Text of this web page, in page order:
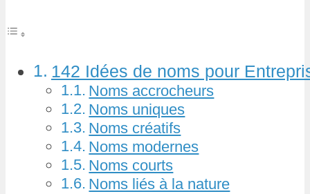
142 Idées de noms pour
Noms accrocheurs
Noms uniques
Noms créatifs
Noms modernes
Noms courts
Noms liés à la nature